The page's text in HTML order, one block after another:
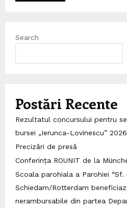
Search
Postări Recente
Rezultatul concursului pentru
bursei „Ierunca-Lovinescu”
Precizări de presă
Conferința ROUNIT de la
Scoala parohiala a Parohiei “Sf.
Schiedam/Rotterdam
nerambursabile din partea